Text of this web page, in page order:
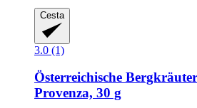
Cesta
3.0 (1)
Österreichische Bergkräuter
Provenza, 30 g